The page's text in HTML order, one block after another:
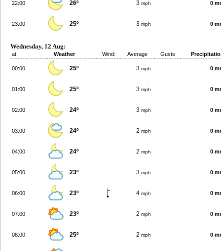
22:00 26º 3 mph 0
23:00 25º 3 mph 0
Wednesday, 12 Aug:
at Weather Wind: Average Gusts
00:00 25º 3 mph 0
01:00 25º 3 mph 0
02:00 24º 3 mph 0
03:00 24º 2 mph 0
04:00 24º 2 mph 0
05:00 23º 3 mph 0
06:00 23º 4 mph 0
07:00 23º 2 mph 0
08:00 25º 2 mph 0